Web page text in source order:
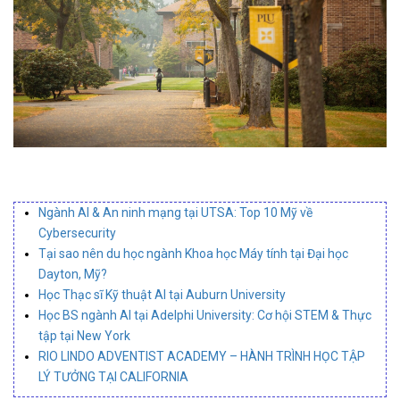
Ngành AI & An ninh mạng tại UTSA: Top 10 Mỹ về
Cybersecurity
Tại sao nên du học ngành Khoa học Máy tính tại Đại học
Dayton, Mỹ?
Học Thạc sĩ Kỹ thuật AI tại Auburn University
Học BS ngành AI tại Adelphi University: Cơ hội STEM & Thực
tập tại New York
RIO LINDO ADVENTIST ACADEMY – HÀNH TRÌNH HỌC TẬP
LÝ TƯỞNG TẠI CALIFORNIA